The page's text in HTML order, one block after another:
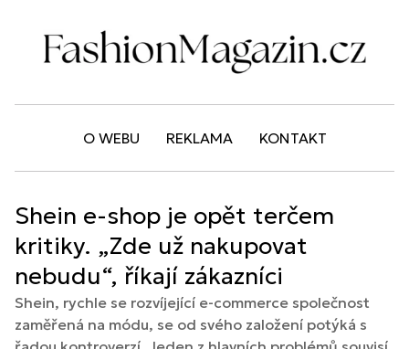
O WEBU REKLAMA KONTAKT
Shein e-shop je opět terčem
kritiky. „Zde už nakupovat
nebudu“, říkají zákazníci
Shein, rychle se rozvíjející e-commerce společnost
zaměřená na módu, se od svého založení potýká s